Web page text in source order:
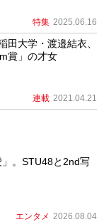
特集 2025.06.16
田大学・渡邉結衣、
賞」の才女
連載 2021.04.21
。STU48と2nd写
エンタメ 2026.08.04